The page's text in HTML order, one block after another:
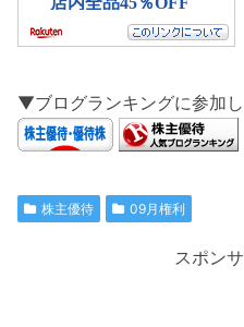
▼ブログランキングに参加
株主優待 09月権利
スポン